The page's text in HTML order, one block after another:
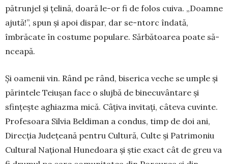
pătrunjel și țelină, doară le-or fi de folos cuiva. „Doamne
ajută!”, spun și apoi dispar, dar se-ntorc îndată,
îmbrăcate în costume populare. Sărbătoarea poate să-
nceapă.
Și oamenii vin. Rând pe rând, biserica veche se umple și
părintele Teiușan face o slujbă de binecuvântare și
sfințește aghiazma mică. Câțiva invitați, câteva cuvinte.
Profesoara Silvia Beldiman a condus, timp de doi ani,
Direcția Județeană pentru Cultură, Culte și Patrimoniu
Cultural Național Hunedoara și știe exact cât de greu va